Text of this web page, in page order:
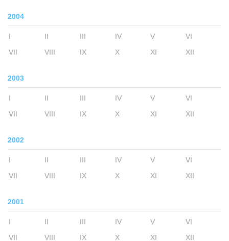
2004
I II III IV V
VI
VII
VIII IX X XI XII
2003
I II III IV V
VI
VII
VIII IX X XI XII
2002
I II III IV V
VI
VII
VIII IX X XI XII
2001
I II III IV V
VI
VII
VIII IX X XI XII